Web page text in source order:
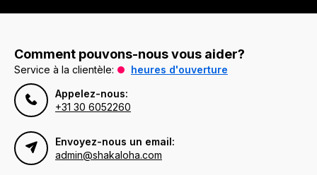
Comment pouvons-nous vous aider?
Service à la clientèle:
heures d'ouverture
Appelez-nous:
+31 30 6052260
Envoyez-nous un email:
admin@shakaloha.com